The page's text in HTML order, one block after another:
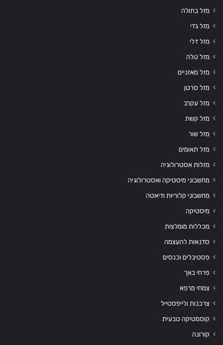
מזל בתולה
מזל גדי
מזל דלי
מזל טלה
מזל מאזניים
מזל סרטן
מזל עקרב
מזל קשת
מזל שור
מזל תאומים
מזלות אסטרולוגיה
מחשבוני מיסטיקה ואסטרולוגיה
מחשבוני קלוריות ודיאטה
מיסטיקה
מכללות מומלצות
סדנאות להעצמה
פסטיבלים וכנסים
פרחי באך
צמחי מרפא
צרכנות ולייפסטייל
קוסמטיקה טבעית
קורונה